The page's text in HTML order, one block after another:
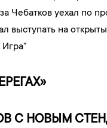
Чебатков уехал по
выступать на
С НОВЫМ